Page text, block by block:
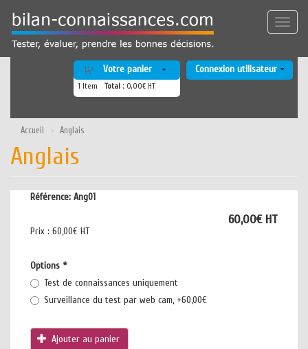
contenu
principal
Toggle
Votre panier
1 Item Total : 0,00€ HT
Connexion utilisateur
Accueil Anglais
Anglais
Référence: Ang01
60,00€ HT
Prix : 60,00€ HT
Options *
Test de connaissances uniquement
Surveillance du test par web cam, +60,00€
Ajouter au panier